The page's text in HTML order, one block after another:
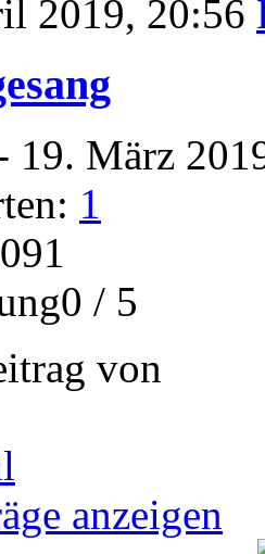
2019, 20:56
19. März
1
/ 5
von
anzeigen